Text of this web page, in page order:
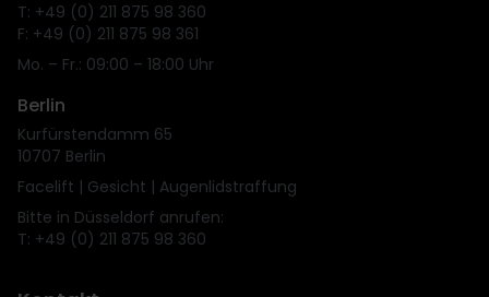
T: +49 (0) 211 875 98 360
F: +49 (0) 211 875 98 361
Mo. – Fr.: 09:00 – 18:00 Uhr
Berlin
Kurfürstendamm 65
10707 Berlin
Facelift | Gesicht | Augenlidstraffung
Bitte in Düsseldorf anrufen:
T: +49 (0) 211 875 98 360